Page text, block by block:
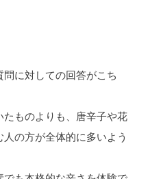
に対しての回答がこち
ものよりも、唐辛子や花
の方が全体的に多いよう